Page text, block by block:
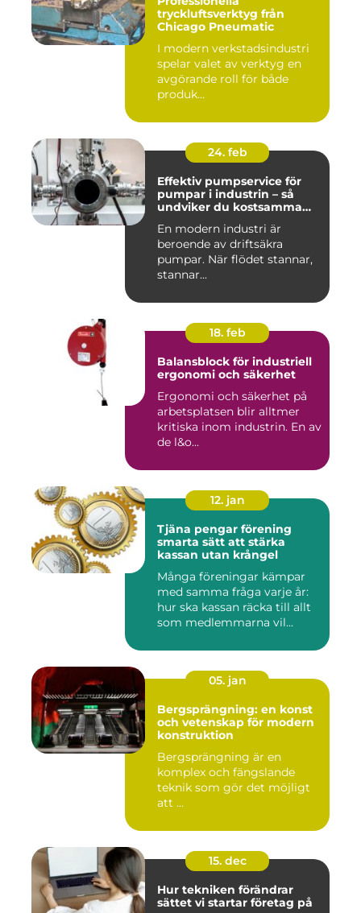
tryckluftsverktyg från
Chicago Pneumatic
I modern verkstadsindustri
spelar valet av verktyg en
avgörande roll för både
produk...
24. feb
Effektiv pumpservice för
pumpar i industrin – så
undviker du kostsamma
En modern industri är
beroende av driftsäkra
pumpar. När flödet stannar,
stannar...
18. feb
Balansblock för industriell
ergonomi och säkerhet
Ergonomi och säkerhet på
arbetsplatsen blir alltmer
kritiska inom industrin. En av
de l&o...
12. jan
Tjäna pengar förening
smarta sätt att stärka
kassan utan krångel
Många föreningar kämpar
med samma fråga varje år:
hur ska kassan räcka till allt
som medlemmarna vil...
05. jan
Bergsprängning: en konst
och vetenskap för modern
konstruktion
Bergsprängning är en
komplex och fängslande
teknik som gör det möjligt
att ...
15. dec
Hur tekniken förändrar
sättet vi startar företag på